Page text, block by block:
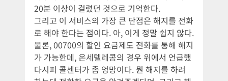
20분 이상이 걸렸던 것으로 기억한다.
그리고 이 서비스의 가장 큰 단점은 해지를 전화
로 해야 한다는 점이다. 아, 이게 정말 쉽지 않다.
물론, 00700의 할인 요금제도 전화를 통해 해지
가 가능한데, 온세텔레콤의 경우 위에서 언급했
다시피 콜센터가 좀 엉망이다. 뭔 해지를 하려